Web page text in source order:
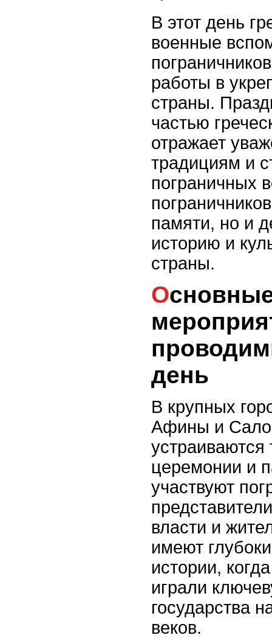
В этот день
военные
работы в
страны.
частью
отражает
традициям и
пограничных
памяти, но и
историю и
страны.
Основные
день
В крупных
Афины и
церемонии и
участвуют
власти и
имеют
истории,
играли
государства
веков.